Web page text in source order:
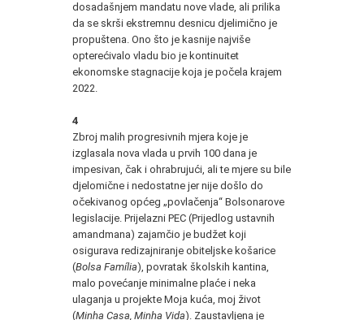
dosadašnjem mandatu nove vlade, ali prilika
da se skrši ekstremnu desnicu djelimično je
propuštena. Ono što je kasnije najviše
opterećivalo vladu bio je kontinuitet
ekonomske stagnacije koja je počela krajem
2022.
4
Zbroj malih progresivnih mjera koje je
izglasala nova vlada u prvih 100 dana je
impesivan, čak i ohrabrujući, ali te mjere su bile
djelomične i nedostatne jer nije došlo do
očekivanog općeg „povlačenja“ Bolsonarove
legislacije. Prijelazni PEC (Prijedlog ustavnih
amandmana) zajamčio je budžet koji
osigurava redizajniranje obiteljske košarice
(Bolsa Família), povratak školskih kantina,
malo povećanje minimalne plaće i neka
ulaganja u projekte Moja kuća, moj život
(Minha Casa, Minha Vida). Zaustavljena je